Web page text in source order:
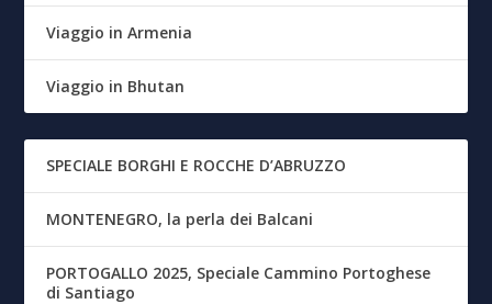
Viaggio in Armenia
Viaggio in Bhutan
SPECIALE BORGHI E ROCCHE D’ABRUZZO
MONTENEGRO, la perla dei Balcani
PORTOGALLO 2025, Speciale Cammino Portoghese
di Santiago